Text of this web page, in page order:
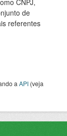
CNPJ,
de
referentes
a API (veja